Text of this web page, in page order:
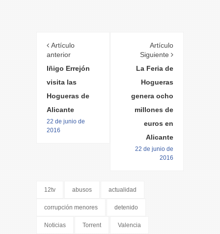
Artículo
anterior
Iñigo Errejón
visita las
Hogueras de
Alicante
22 de junio de
2016
Artículo
Siguiente
La Feria de
Hogueras
genera ocho
millones de
euros en
Alicante
22 de junio de
2016
12tv abusos actualidad
corrupción menores detenido
Noticias Torrent Valencia